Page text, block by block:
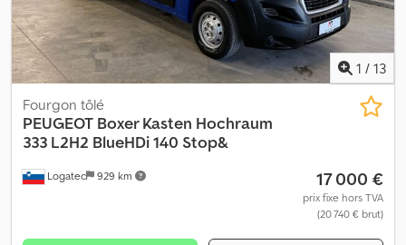
1 / 13
Logatec 929 km
Fourgon tôlé
PEUGEOT Boxer Kasten Hochraum
333 L2H2 BlueHDi 140 Stop&
17 000 €
prix fixe hors TVA
(20 740 € brut)